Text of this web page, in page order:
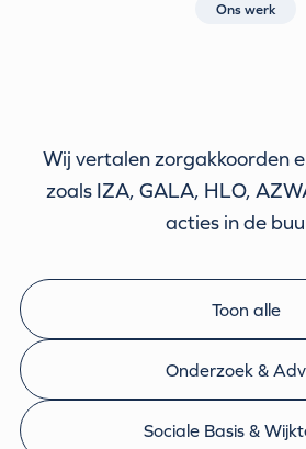
Ons werk
Wij vertalen zorgakkoorden
zoals IZA, GALA, HLO,
acties in de
Toon alle
Onderzoek &
Sociale Basis &